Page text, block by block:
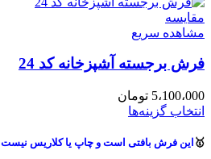
مقایسه
مشاهده سریع
فرش برجسته آشپزخانه کد 24
5،100،000 تومان
انتخاب گزینه‌ها
🥇 این فرش بافتی است و چاپ یا کلاریس نیست